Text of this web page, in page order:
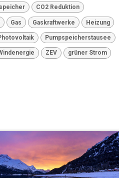
CO2 Reduktion
Gas Gaskraftwerke Heizung
Pumpspeicherstausee
ZEV
grüner Strom